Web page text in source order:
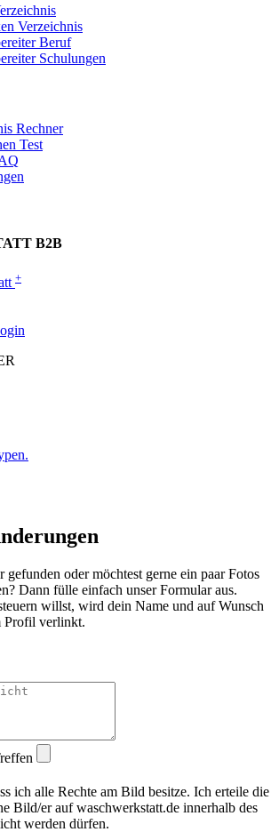
Verzeichnis
Beruf
Schulungen
Rechner
Test
B2B
+
gefunden oder möchtest gerne ein paar Fotos
Dann fülle einfach unser Formular aus.
willst, wird dein Name und auf Wunsch
Profil verlinkt.
ich alle Rechte am Bild besitze. Ich erteile die
Bild/er auf waschwerkstatt.de innerhalb des
werden dürfen.